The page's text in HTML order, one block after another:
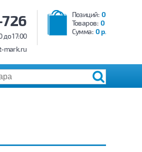
Позиций: 0
Товаров: 0
Сумма: 0 р.
до 17:00
mark.ru